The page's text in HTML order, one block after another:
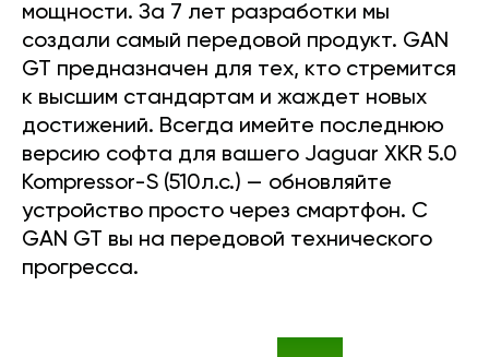
мощности. За 7 лет разработки мы
создали самый передовой продукт. GAN
GT предназначен для тех, кто стремится
к высшим стандартам и жаждет новых
достижений. Всегда имейте последнюю
версию софта для вашего Jaguar XKR 5.0
Kompressor-S (510л.с.) — обновляйте
устройство просто через смартфон. С
GAN GT вы на передовой технического
прогресса.